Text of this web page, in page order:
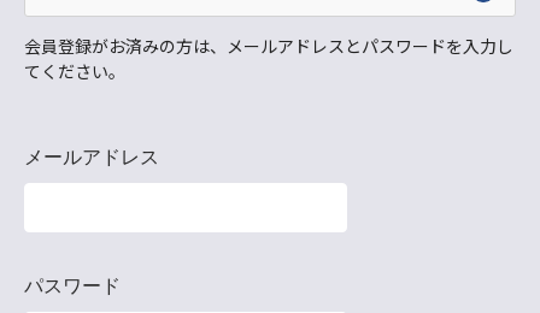
会員登録がお済みの方は、メールアドレスとパスワードを入力し
てください。
メールアドレス
パスワード